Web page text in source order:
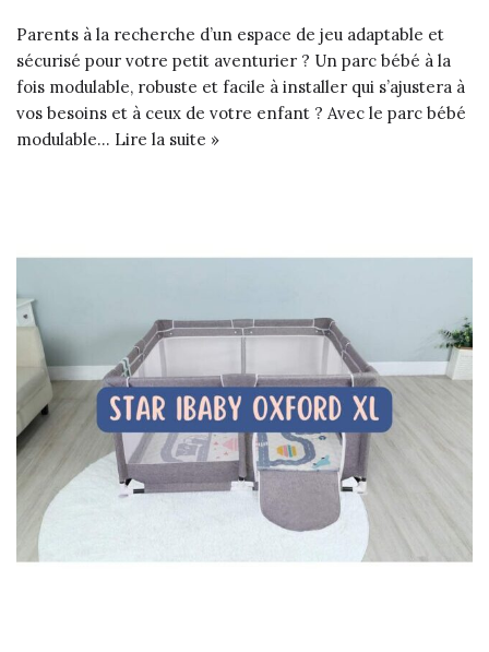
Parents à la recherche d’un espace de jeu adaptable et
sécurisé pour votre petit aventurier ? Un parc bébé à la
fois modulable, robuste et facile à installer qui s’ajustera à
vos besoins et à ceux de votre enfant ? Avec le parc bébé
modulable… Lire la suite »